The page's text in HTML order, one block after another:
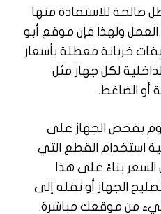
صالحة للاستفادة منها
ولهذا فإن موقع أبو
خربانة معطلة بأسعار
لكل جهاز مثل
أو الضاغط.
بفحص الجهاز على
استخدام القطع التي
بناءً على هذا
الجهاز أو نقله إلى
من موقعك مباشرة.